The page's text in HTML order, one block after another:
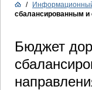
/
сбалансированным и
Бюджет